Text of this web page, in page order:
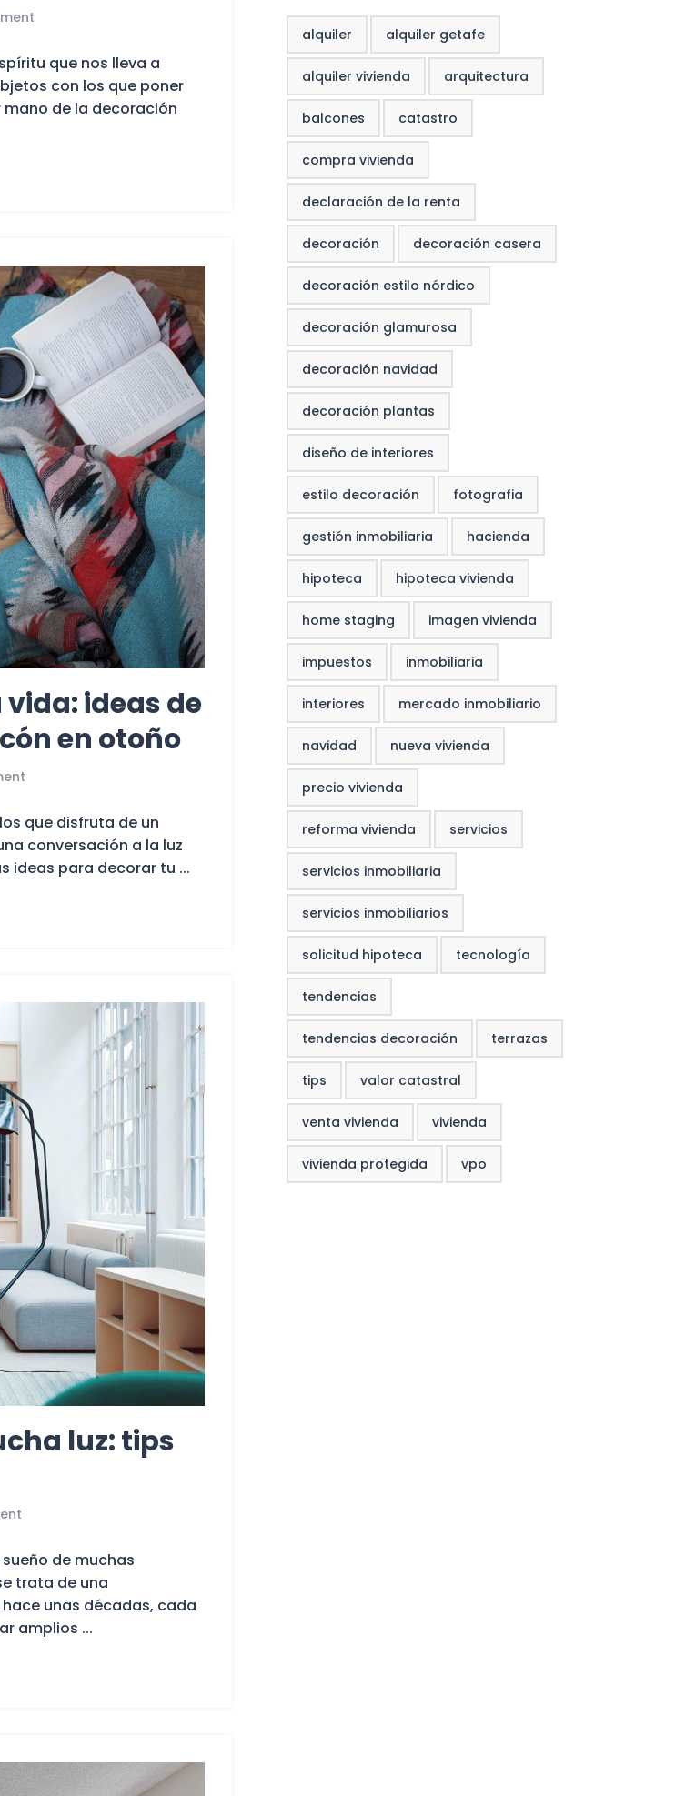
que nos lleva a
con los que poner
de la decoración
ideas de
en otoño
que disfruta de un
conversación a la luz
ideas para decorar tu ...
luz: tips
sueño de muchas
trata de una
unas décadas, cada
amplios ...
alquiler alquiler getafe
alquiler vivienda arquitectura
balcones catastro
compra vivienda
declaración de la renta
decoración decoración casera
decoración estilo nórdico
decoración glamurosa
decoración navidad
decoración plantas
diseño de interiores
estilo decoración fotografia
gestión inmobiliaria hacienda
hipoteca hipoteca vivienda
home staging imagen vivienda
impuestos inmobiliaria
interiores mercado inmobiliario
navidad nueva vivienda
precio vivienda
reforma vivienda servicios
servicios inmobiliaria
servicios inmobiliarios
solicitud hipoteca tecnología
tendencias
tendencias decoración terrazas
tips valor catastral
venta vivienda vivienda
vivienda protegida vpo